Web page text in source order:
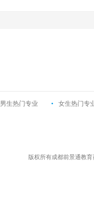
男生热门专业 • 女生热门专
版权所有成都前景通教